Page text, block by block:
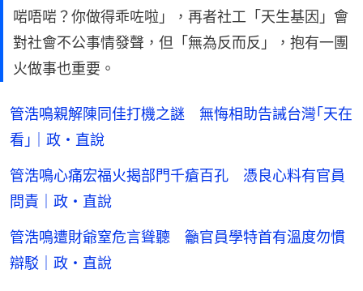
啱唔啱？你做得乖咗啦」，再者社工「天生基因」會
對社會不公事情發聲，但「無為反而反」，抱有一團
火做事也重要。
管浩鳴親解陳同佳打機之謎 無悔相助告誡台灣｢天在
看｣｜政・直說
管浩鳴心痛宏福火揭部門千瘡百孔 憑良心料有官員
問責｜政・直說
管浩鳴遭財爺窒危言聳聽 籲官員學特首有溫度勿慣
辯駁｜政・直說